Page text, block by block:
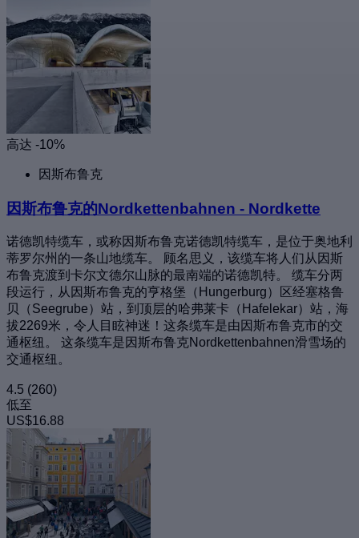
高达 -10%
因斯布鲁克
因斯布鲁克的Nordkettenbahnen - Nordkette
诺德凯特缆车，或称因斯布鲁克诺德凯特缆车，是位于奥地利
蒂罗尔州的一条山地缆车。 顾名思义，该缆车将人们从因斯
布鲁克渡到卡尔文德尔山脉的最南端的诺德凯特。 缆车分两
段运行，从因斯布鲁克的亨格堡（Hungerburg）区经塞格鲁
贝（Seegrube）站，到顶层的哈弗莱卡（Hafelekar）站，海
拔2269米，令人目眩神迷！这条缆车是由因斯布鲁克市的交
通枢纽。 这条缆车是因斯布鲁克Nordkettenbahnen滑雪场的
交通枢纽。
4.5 (260)
低至
US$16.88